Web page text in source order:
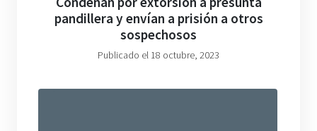
pandillera y envían a prisión a otros
sospechosos
Publicado el 18 octubre, 2023